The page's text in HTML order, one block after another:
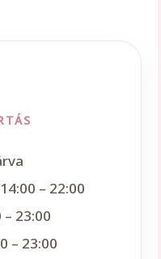
– 22:00
– 23:00
– 23:00